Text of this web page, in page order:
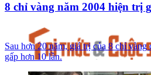
8 chỉ vàng năm 2004 hiện trị
Sau hơn 20 năm, giá trị của 8 chỉ
gấp hơn 10 lần.